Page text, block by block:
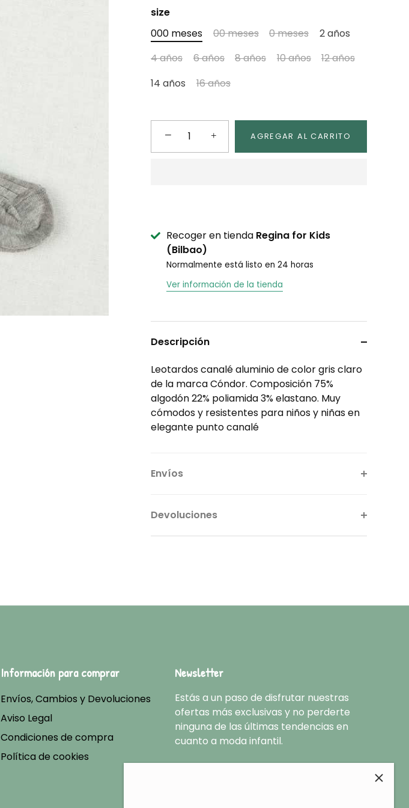
size
000 meses
00 meses 0 meses
2 años
4 años
6 años 8 años 10 años
12 años
14 años
16 años
− + AGREGAR AL CARRITO
Recoger en tienda Regina for Kids
(Bilbao)
Normalmente está listo en 24 horas
Ver información de la tienda
Descripción
Leotardos canalé aluminio de color gris claro
de la marca Cóndor. Composición 75%
algodón 22% poliamida 3% elastano. Muy
cómodos y resistentes para niños y niñas en
elegante punto canalé
Envíos
Devoluciones
Información para comprar
Envíos, Cambios y Devoluciones
Aviso Legal
Condiciones de compra
Política de cookies
Newsletter
Estás a un paso de disfrutar nuestras
ofertas más exclusivas y no perderte
ninguna de las últimas tendencias en
cuanto a moda infantil.